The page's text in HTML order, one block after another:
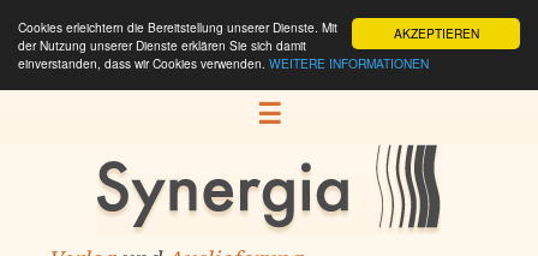
AKZEPTIEREN
Cookies erleichtern die Bereitstellung unserer Dienste. Mit
der Nutzung unserer Dienste erklären Sie sich damit
einverstanden, dass wir Cookies verwenden. WEITERE INFORMATIONEN
☰